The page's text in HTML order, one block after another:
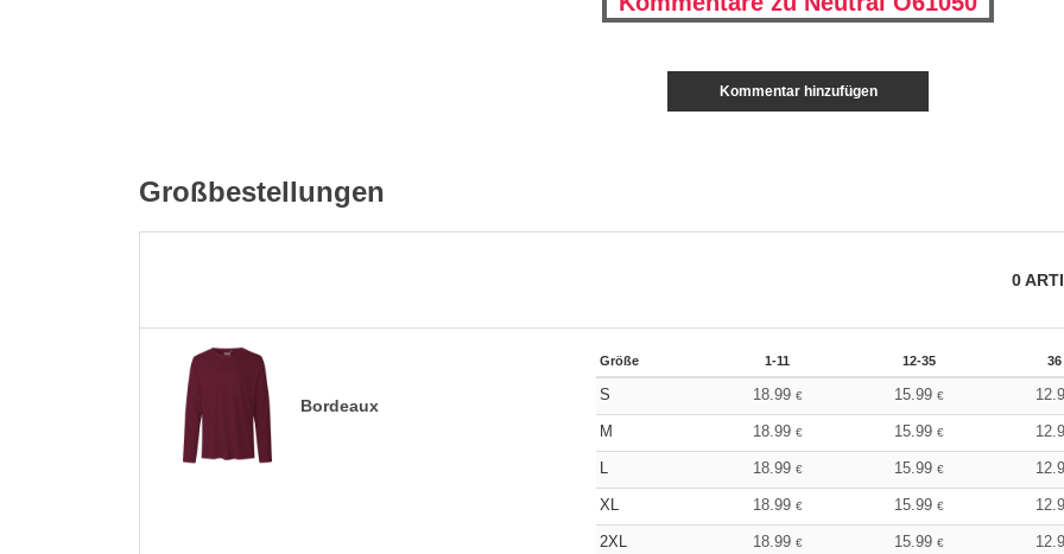
Kommentar hinzufügen
Großbestellungen
0
Bordeaux
Größe 1-11 12-35 36
S 18.99 € 15.99 €
M 18.99 € 15.99 €
L 18.99 € 15.99 €
XL 18.99 € 15.99 €
2XL 18.99 € 15.99 €